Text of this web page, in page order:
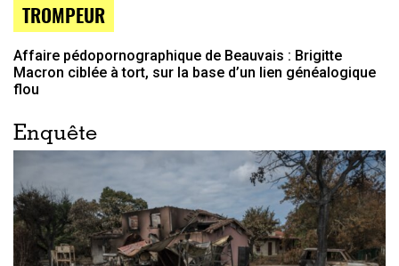
TROMPEUR
Affaire pédopornographique de Beauvais : Brigitte
Macron ciblée à tort, sur la base d’un lien généalogique
flou
Enquête